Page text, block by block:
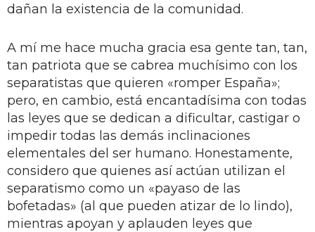
dañan la existencia de la comunidad.
A mí me hace mucha gracia esa gente tan, tan,
tan patriota que se cabrea muchísimo con los
separatistas que quieren «romper España»;
pero, en cambio, está encantadísima con todas
las leyes que se dedican a dificultar, castigar o
impedir todas las demás inclinaciones
elementales del ser humano. Honestamente,
considero que quienes así actúan utilizan el
separatismo como un «payaso de las
bofetadas» (al que pueden atizar de lo lindo),
mientras apoyan y aplauden leyes que